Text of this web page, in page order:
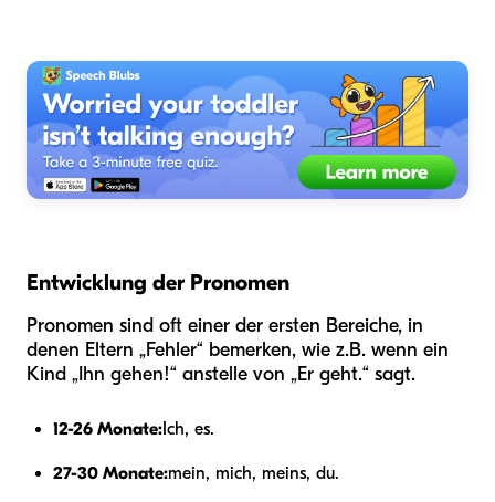
Entwicklung der Pronomen
Pronomen sind oft einer der ersten Bereiche, in
denen Eltern „Fehler“ bemerken, wie z.B. wenn ein
Kind „Ihn gehen!“ anstelle von „Er geht.“ sagt.
12-26 Monate: Ich, es.
27-30 Monate:mein, mich, meins, du.